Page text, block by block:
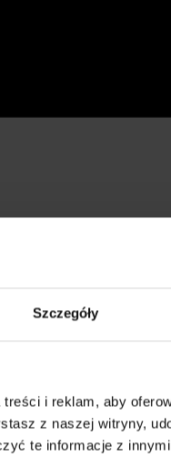
Szczegóły
i reklam, aby
z naszej witryny,
te informacje z